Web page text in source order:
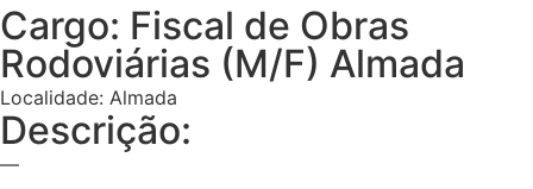
Cargo: Fiscal de Obras
Rodoviárias (M/F) Almada
Localidade: Almada
Descrição:
—